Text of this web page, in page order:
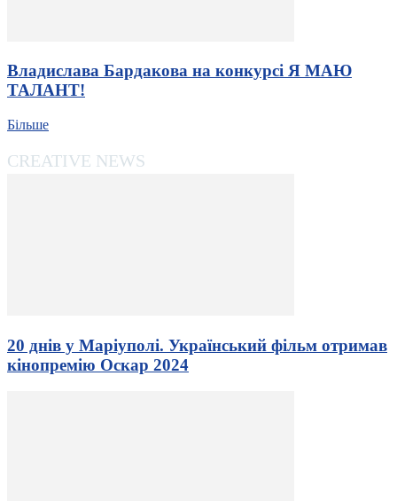
Владислава Бардакова на конкурсі Я МАЮ
ТАЛАНТ!
Більше
CREATIVE NEWS
20 днів у Маріуполі. Український фільм отримав
кінопремію Оскар 2024